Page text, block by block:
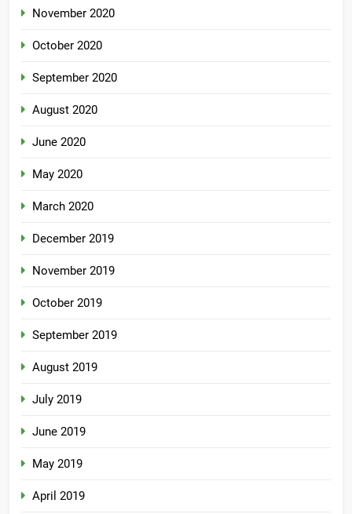
November 2020
October 2020
September 2020
August 2020
June 2020
May 2020
March 2020
December 2019
November 2019
October 2019
September 2019
August 2019
July 2019
June 2019
May 2019
April 2019